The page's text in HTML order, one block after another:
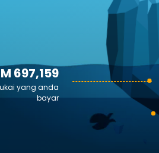
697,159
yang anda
bayar